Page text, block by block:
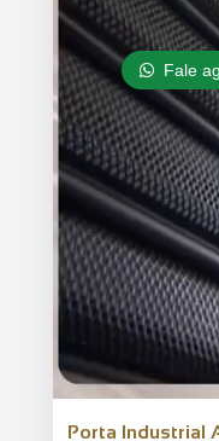
Porta Industrial
Fale